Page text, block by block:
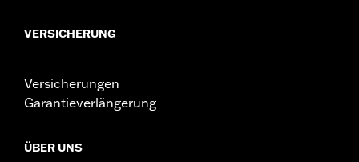
VERSICHERUNG
Versicherungen
Garantieverlängerung
ÜBER UNS